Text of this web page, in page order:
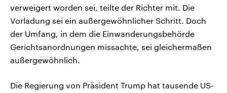
verweigert worden sei, teilte der Richter mit. Die
Vorladung sei ein außergewöhnlicher Schritt. Doch
der Umfang, in dem die Einwanderungsbehörde
Gerichtsanordnungen missachte, sei gleichermaßen
außergewöhnlich.
Die Regierung von Präsident Trump hat tausende US-